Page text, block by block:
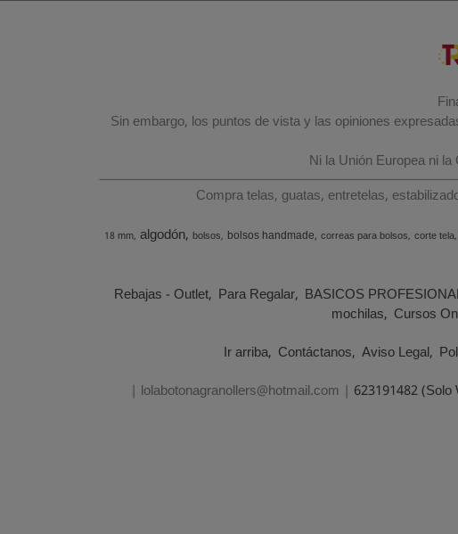
Sin embargo, los puntos de vista y las opiniones
Ni la Unión Europea ni
Compra telas, guatas, entretelas,
18 mm algodón bolsos bolsos handmade correas para bolsos corte tela
Rebajas - Outlet Para Regalar BASICOS
mochilas Cursos
Ir arriba Contáctanos Aviso Legal
| lolabotonagranollers@hotmail.com | 623191482 (Solo